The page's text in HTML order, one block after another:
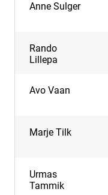
Anne Sulger
Rando
Lillepa
Avo Vaan
Marje Tilk
Urmas
Tammik